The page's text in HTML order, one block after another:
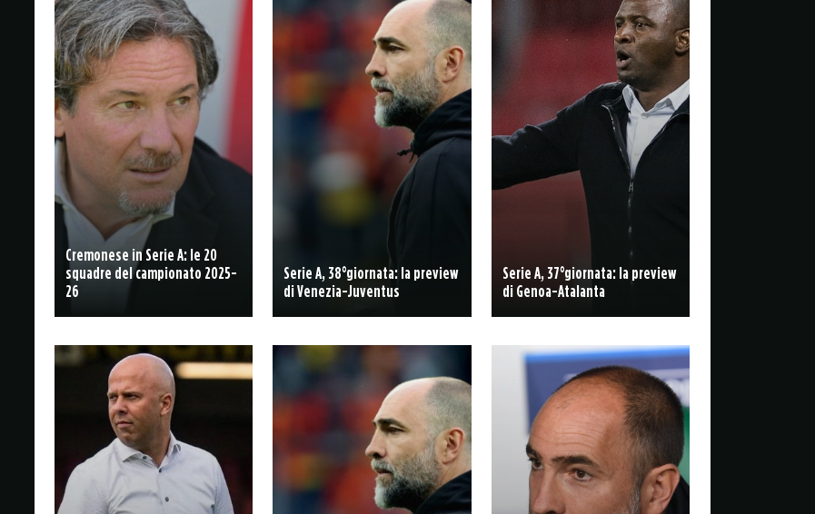
Cremonese in Serie A: le 20
squadre del campionato 2025-
26
Serie A, 38°giornata: la preview
di Venezia-Juventus
Serie A, 37°giornata: la preview
di Genoa-Atalanta